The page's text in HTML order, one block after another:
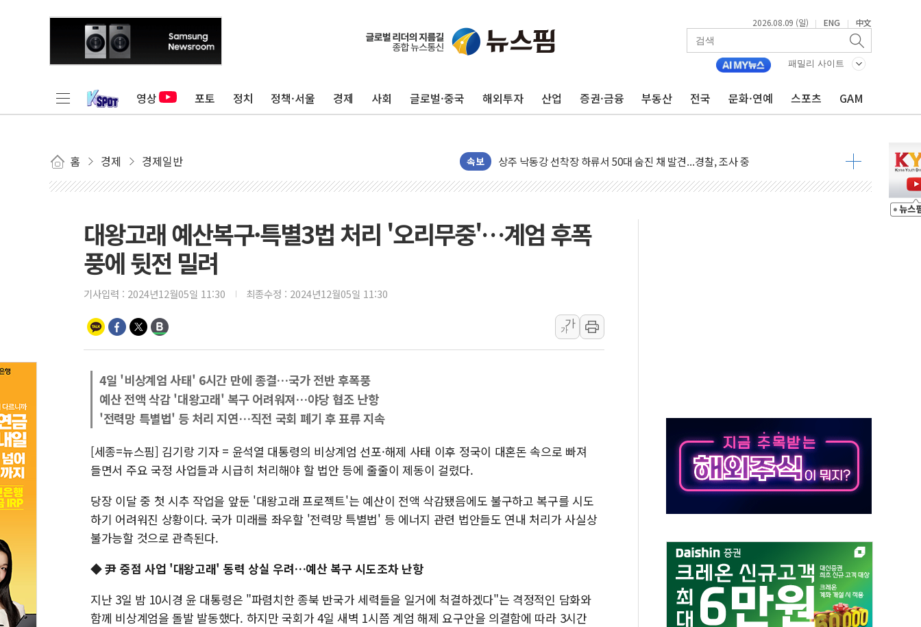
2026.08.09 (일) | ENG | 中文
패밀리 사이트
영상 포토 정치 정책·서울 경제 사회 글로벌·중국 해외투자 산업 증권·금융 부동산 전국 문화·연예 스포츠 GAM
홈 경제 경제일반 속보
평택 진위면 공장서 질식사고 발생…작업자 1명 숨져
포항 블루밸리 국가산단에 '철강 AI융합실증센터' 들어선다
[종합] 김민석, 정청래에 누적 '1.48%p' 차 선두 유지...金 46.01% vs 鄭 44.53%
민주당 경북도당위원장에 오중기 당선...합산득표율 68.63%
김민석, 강원·대구·경북 경선서 정청래에 승리…金 48.54% vs 鄭 44.40%
[속보] 민주, 강원·대구·경북 경선 결과...김민석 48.54% 정청래 44.40%
정재헌 CEO, SKT 장기고객 400명 맞이…"마음 잇는 시간 되길"
최태원, 노소영에 9440억 지급 확정되나…재상고 앞두고 막판 셈법
홈플러스發 대형마트 판매, 역대 최대폭 감소한 9.4%↓…유통업계 양극화 심화
윤준병·이해민 의원, '정부 특사'로 콜롬비아 대통령 취임식 참석
'호우·산사태 주의보' 울진 시간당 30mm 강한 비...호우 피해 없어
여야, 황희 '버스 하우스' 공방…野 "청년 우롱 기괴" vs 與 "송구한 해프닝"
대왕고래 예산복구·특별3법 처리 '오리무중'…계엄 후폭
풍에 뒷전 밀려
기사입력 : 2024년12월05일 11:30 최종수정 : 2024년12월05일 11:30
가
가
4일 '비상계엄 사태' 6시간 만에 종결…국가 전반 후폭풍
예산 전액 삭감 '대왕고래' 복구 어려워져…야당 협조 난항
'전력망 특별법' 등 처리 지연…직전 국회 폐기 후 표류 지속
[세종=뉴스핌] 김기랑 기자 = 윤석열 대통령의 비상계엄 선포·해제 사태 이후 정국이 대혼돈 속으로 빠져
들면서 주요 국정 사업들과 시급히 처리해야 할 법안 등에 줄줄이 제동이 걸렸다.
당장 이달 중 첫 시추 작업을 앞둔 '대왕고래 프로젝트'는 예산이 전액 삭감됐음에도 불구하고 복구를 시도
하기 어려워진 상황이다. 국가 미래를 좌우할 '전력망 특별법' 등 에너지 관련 법안들도 연내 처리가 사실상
불가능할 것으로 관측된다.
◆ 尹 중점 사업 '대왕고래' 동력 상실 우려…예산 복구 시도조차 난항
지난 3일 밤 10시경 윤 대통령은 "파렴치한 종북 반국가 세력들을 일거에 척결하겠다"는 격정적인 담화와
함께 비상계엄을 돌발 발동했다. 하지만 국회가 4일 새벽 1시쯤 계엄 해제 요구안을 의결함에 따라 3시간